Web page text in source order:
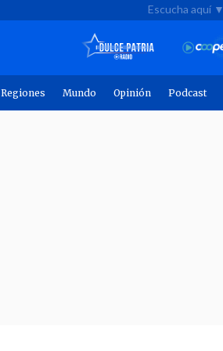
Escucha aquí ▼
Regiones Mundo Opinión Podcast